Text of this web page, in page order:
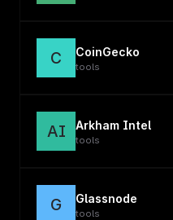
C CoinGecko
tools
AI Arkham Intel
tools
G Glassnode
tools